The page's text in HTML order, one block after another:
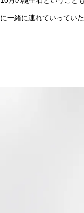
に一緒に連れていってい